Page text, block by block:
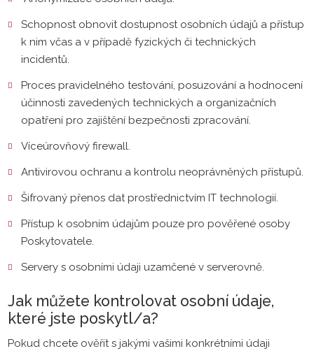
Schopnost obnovit dostupnost osobních údajů a přístup
k nim včas a v případě fyzických či technických
incidentů.
Proces pravidelného testování, posuzování a hodnocení
účinnosti zavedených technických a organizačních
opatření pro zajištění bezpečnosti zpracování.
Víceúrovňový firewall.
Antivirovou ochranu a kontrolu neoprávněných přístupů.
Šifrovaný přenos dat prostřednictvím IT technologií.
Přístup k osobním údajům pouze pro pověřené osoby
Poskytovatele.
Servery s osobními údaji uzamčené v serverovně.
Jak můžete kontrolovat osobní údaje,
které jste poskytl/a?
Pokud chcete ověřit s jakými vašimi konkrétními údaji